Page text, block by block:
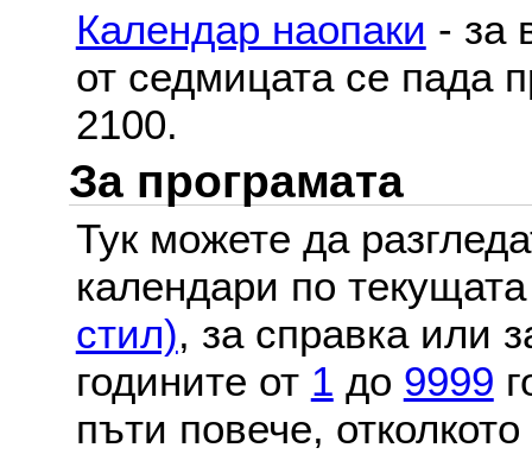
Календар наопаки - за
от седмицата се пада
2100.
За програмата
Тук можете да
календари по
стил), за справка или
годините от 1 до 9999
пъти повече,